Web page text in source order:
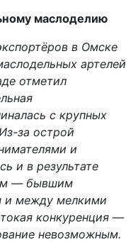
маслоделию
в Омске
артелей
отметил
с крупных
Из-за острой
и
и в результате
— бывшим
и между мелкими
конкуренция —
невозможным.